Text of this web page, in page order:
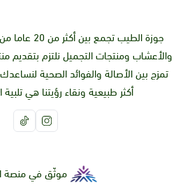
جوزة الطيب
والأعشاب ومنتجات التجميل نلتزم بتقديم
تمزج بين الأصالة والفوائد الصحية
أكثر طبيعية ونقاء رؤيتنا هي تلبية
موثّق في منصة